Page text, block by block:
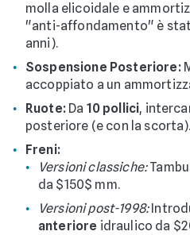
molla elicoidale e
"anti-affondamento" è
anni).
Sospensione Posteriore:
accoppiato a un
Ruote:Da 10 pollici,
posteriore (e con la scorta).
Freni:
Versioni classiche:
da $150$ mm.
Versioni post-1998:
anteriore idraulico da